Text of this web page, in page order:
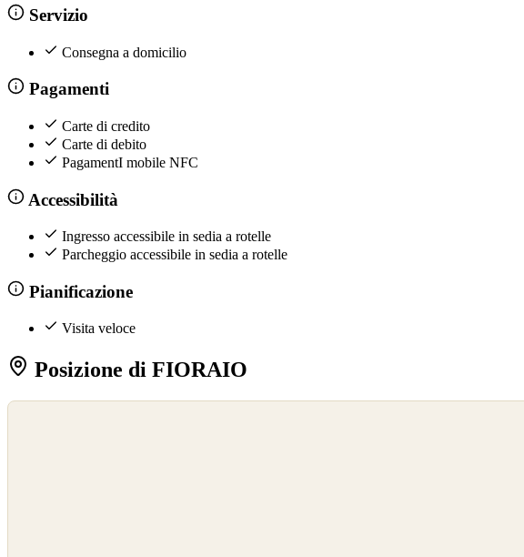
Servizio
Consegna a domicilio
Pagamenti
Carte di credito
Carte di debito
PagamentI mobile NFC
Accessibilità
Ingresso accessibile in sedia a rotelle
Parcheggio accessibile in sedia a rotelle
Pianificazione
Visita veloce
Posizione di FIORAIO